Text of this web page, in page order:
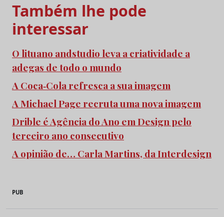
Também lhe pode
interessar
O lituano andstudio leva a criatividade a
adegas de todo o mundo
A Coca‑Cola refresca a sua imagem
A Michael Page recruta uma nova imagem
Drible é Agência do Ano em Design pelo
terceiro ano consecutivo
A opinião de… Carla Martins, da Interdesign
PUB